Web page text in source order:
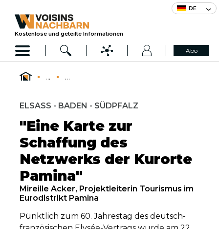
DE
Kostenlose und geteilte Informationen
Abo
... ...
ELSASS - BADEN - SÜDPFALZ
"Eine Karte zur
Schaffung des
Netzwerks der Kurorte
Pamina"
Mireille Acker, Projektleiterin Tourismus im
Eurodistrikt Pamina
Pünktlich zum 60. Jahrestag des deutsch-